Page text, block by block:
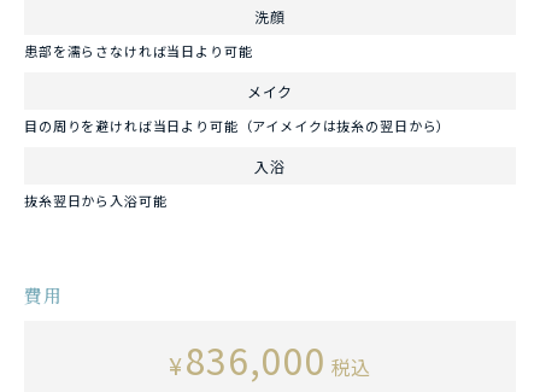
洗顔
患部を濡らさなければ当日より可能
メイク
目の周りを避ければ当日より可能（アイメイクは抜糸の翌日から）
入浴
抜糸翌日から入浴可能
費用
¥836,000 税込